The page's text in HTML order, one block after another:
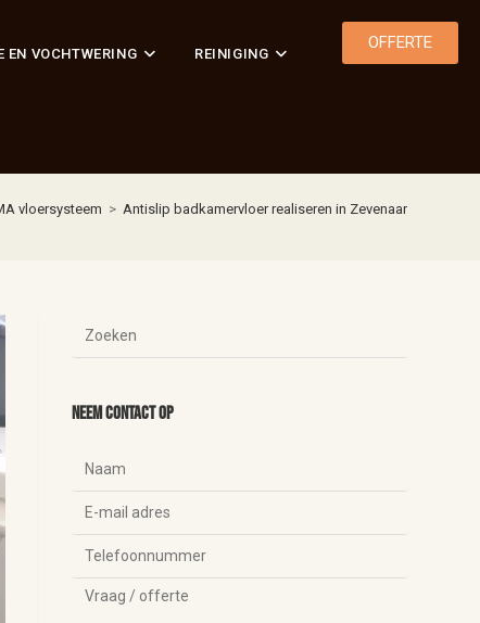
EN VOCHTWERING REINIGING
OFFERTE
vloersysteem > Antislip badkamervloer realiseren in Zevenaar
Neem contact op